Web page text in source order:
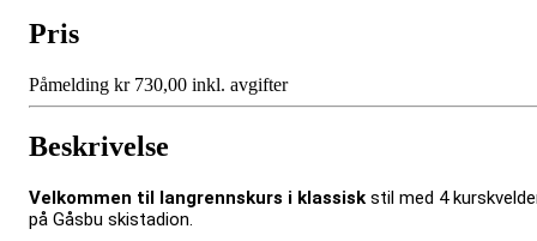
Pris
Påmelding kr 730,00 inkl. avgifter
Beskrivelse
Velkommen til langrennskurs i klassisk stil med 4
på Gåsbu skistadion.